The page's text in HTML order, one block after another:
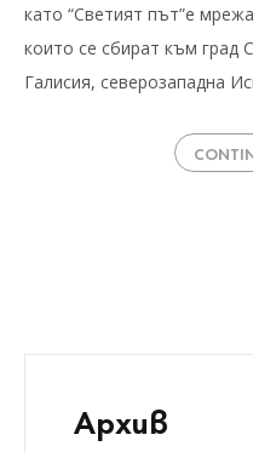
като “Светият път”е
които се сбират към град
Галисия, северозападна
Архив